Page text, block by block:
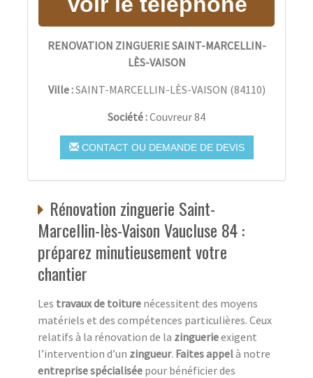
RENOVATION ZINGUERIE SAINT-MARCELLIN-
LÈS-VAISON
Ville :SAINT-MARCELLIN-LÈS-VAISON (84110)
Société :Couvreur 84
CONTACT OU DEMANDE DE DEVIS
Rénovation zinguerie Saint-
Marcellin-lès-Vaison Vaucluse 84 :
préparez minutieusement votre
chantier
Les travaux de toiture nécessitent des moyens
matériels et des compétences particulières. Ceux
relatifs à la rénovation de la zinguerieexigent
l’intervention d’un zingueur. Faites appelà notre
entreprise spécialisée pour bénéficier des